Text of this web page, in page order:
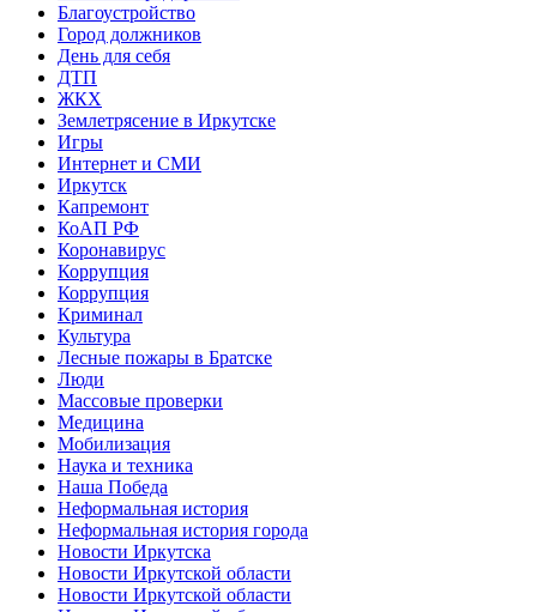
Благоустройство
Город должников
День для себя
ДТП
ЖКХ
Землетрясение в Иркутске
Игры
Интернет и СМИ
Иркутск
Капремонт
КоАП РФ
Коронавирус
Коррупция
Коррупция
Криминал
Культура
Лесные пожары в Братске
Люди
Массовые проверки
Медицина
Мобилизация
Наука и техника
Наша Победа
Неформальная история
Неформальная история города
Новости Иркутска
Новости Иркутской области
Новости Иркутской области